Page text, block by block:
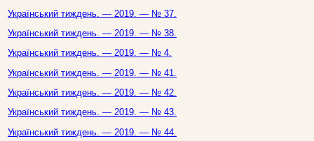
Український тиждень. — 2019. — № 37.
Український тиждень. — 2019. — № 38.
Український тиждень. — 2019. — № 4.
Український тиждень. — 2019. — № 41.
Український тиждень. — 2019. — № 42.
Український тиждень. — 2019. — № 43.
Український тиждень. — 2019. — № 44.